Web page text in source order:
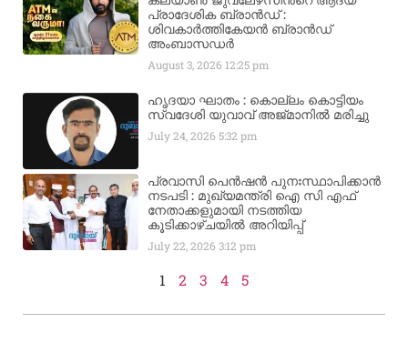
പ്രാദേശിക ബ്രാന്‍ഡ് :
ശിവകാര്‍ത്തികേയന്‍ ബ്രാന്‍ഡ്
അംബാസഡര്‍
August 3, 2026 12:25 pm
ഹൃദയാ ഘാതം : കൊല്ലം കൊട്ടിയം
സ്വദേശി യുവാവ് അജ്മാനിൽ മരിച്ചു
July 24, 20265:32 pm
പ്രവാസി പെൻഷൻ പുനഃസ്ഥാപിക്കാൻ
നടപടി : മുഖ്യമന്ത്രി ഐ സി എഫ്
നേതാക്കളുമായി നടത്തിയ
കൂടിക്കാഴ്ചയിൽ അറിയിപ്പ്
July 22, 20263:12 pm
1 2 3 4 5